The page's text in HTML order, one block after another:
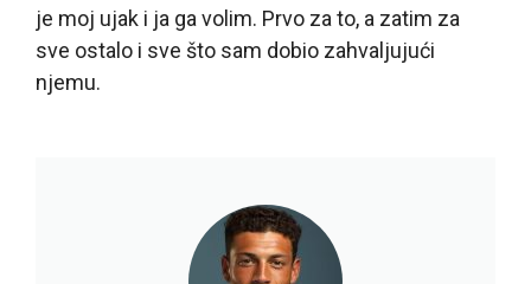
je moj ujak i ja ga volim. Prvo za to, a zatim za
sve ostalo i sve što sam dobio zahvaljujući
njemu.